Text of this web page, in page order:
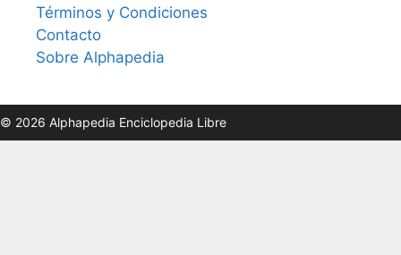
Términos y Condiciones
Contacto
Sobre Alphapedia